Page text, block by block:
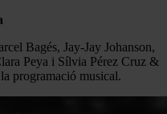
Bagés, Jay-Jay Johanson,
Peya i Sílvia Pérez Cruz &
programació musical.